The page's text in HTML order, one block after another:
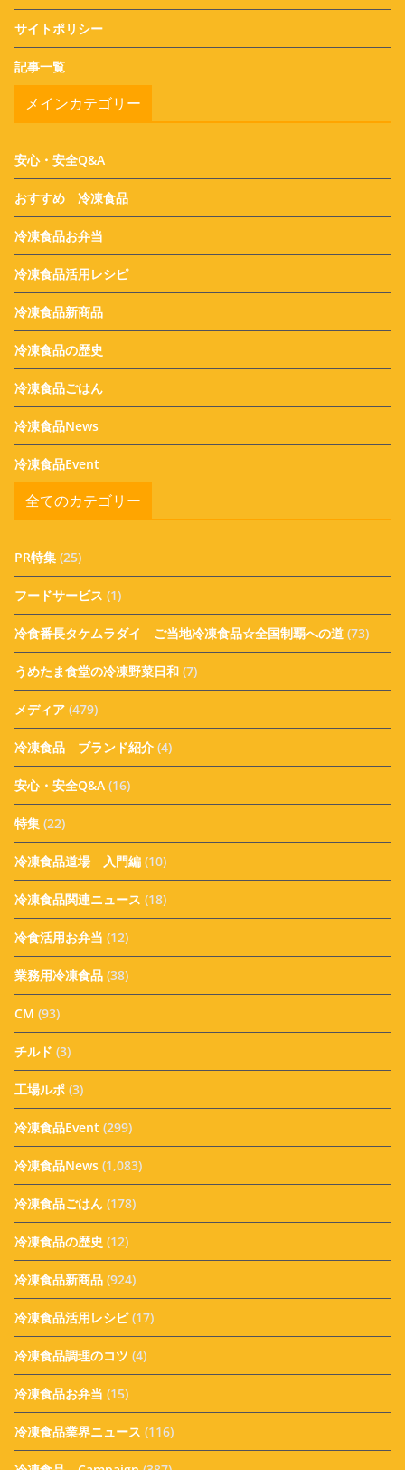
サイトポリシー
記事一覧
メインカテゴリー
安心・安全Q&A
おすすめ 冷凍食品
冷凍食品お弁当
冷凍食品活用レシピ
冷凍食品新商品
冷凍食品の歴史
冷凍食品ごはん
冷凍食品News
冷凍食品Event
全てのカテゴリー
PR特集 (25)
フードサービス (1)
冷食番長タケムラダイ ご当地冷凍食品☆全国制覇への道 (73)
うめたま食堂の冷凍野菜日和 (7)
メディア (479)
冷凍食品 ブランド紹介 (4)
安心・安全Q&A (16)
特集 (22)
冷凍食品道場 入門編 (10)
冷凍食品関連ニュース (18)
冷食活用お弁当 (12)
業務用冷凍食品 (38)
CM (93)
チルド (3)
工場ルポ (3)
冷凍食品Event (299)
冷凍食品News (1,083)
冷凍食品ごはん (178)
冷凍食品の歴史 (12)
冷凍食品新商品 (924)
冷凍食品活用レシピ(17)
冷凍食品調理のコツ (4)
冷凍食品お弁当 (15)
冷凍食品業界ニュース (116)